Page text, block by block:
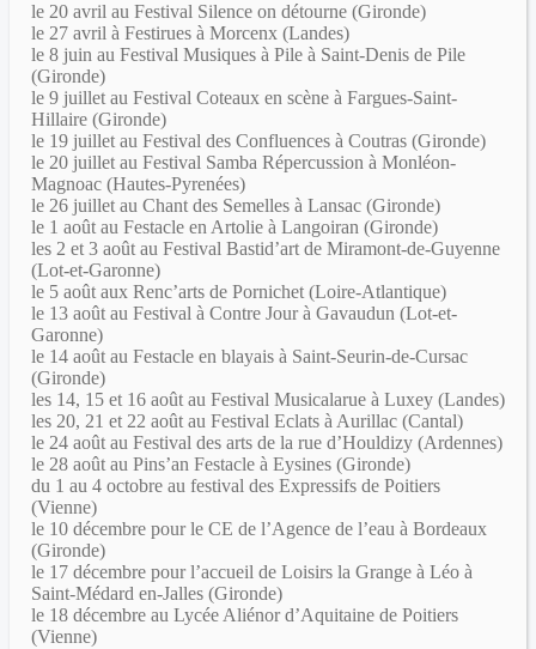
le 20 avril au Festival Silence on détourne (Gironde)
le 27 avril à Festirues à Morcenx (Landes)
le 8 juin au Festival Musiques à Pile à Saint-Denis de Pile
(Gironde)
le 9 juillet au Festival Coteaux en scène à Fargues-Saint-
Hillaire (Gironde)
le 19 juillet au Festival des Confluences à Coutras (Gironde)
le 20 juillet au Festival Samba Répercussion à Monléon-
Magnoac (Hautes-Pyrenées)
le 26 juillet au Chant des Semelles à Lansac (Gironde)
le 1 août au Festacle en Artolie à Langoiran (Gironde)
les 2 et 3 août au Festival Bastid’art de Miramont-de-Guyenne
(Lot-et-Garonne)
le 5 août aux Renc’arts de Pornichet (Loire-Atlantique)
le 13 août au Festival à Contre Jour à Gavaudun (Lot-et-
Garonne)
le 14 août au Festacle en blayais à Saint-Seurin-de-Cursac
(Gironde)
les 14, 15 et 16 août au Festival Musicalarue à Luxey (Landes)
les 20, 21 et 22 août au Festival Eclats à Aurillac (Cantal)
le 24 août au Festival des arts de la rue d’Houldizy (Ardennes)
le 28 août au Pins’an Festacle à Eysines (Gironde)
du 1 au 4 octobre au festival des Expressifs de Poitiers
(Vienne)
le 10 décembre pour le CE de l’Agence de l’eau à Bordeaux
(Gironde)
le 17 décembre pour l’accueil de Loisirs la Grange à Léo à
Saint-Médard en-Jalles (Gironde)
le 18 décembre au Lycée Aliénor d’Aquitaine de Poitiers
(Vienne)